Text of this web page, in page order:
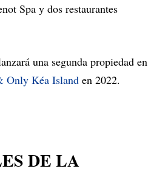
Spa y dos restaurantes
una segunda propiedad en
Only Kéa Island en 2022.
DE LA